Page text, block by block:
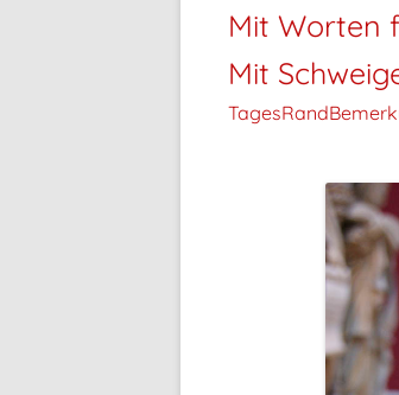
Mit Worten
Mit